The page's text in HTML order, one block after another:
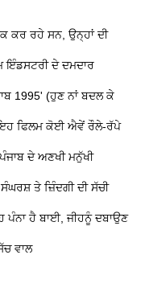
ਕਰ ਰਹੇ ਸਨ, ਉਨ੍ਹਾਂ ਦੀ
ਇੰਡਸਟਰੀ ਦੇ ਦਮਦਾਰ
1995' (ਹੁਣ ਨਾਂ ਬਦਲ ਕੇ
ਫਿਲਮ ਕੋਈ ਐਵੇਂ ਰੌਲੇ-ਰੱਪੇ
ਦੇ ਅਣਖੀ ਮਨੁੱਖੀ
ਤੇ ਜ਼ਿੰਦਗੀ ਦੀ ਸੱਚੀ
ਪੰਨਾ ਹੈ ਬਾਈ, ਜੀਹਨੂੰ ਦਬਾਉਣ
ਵਾਲ